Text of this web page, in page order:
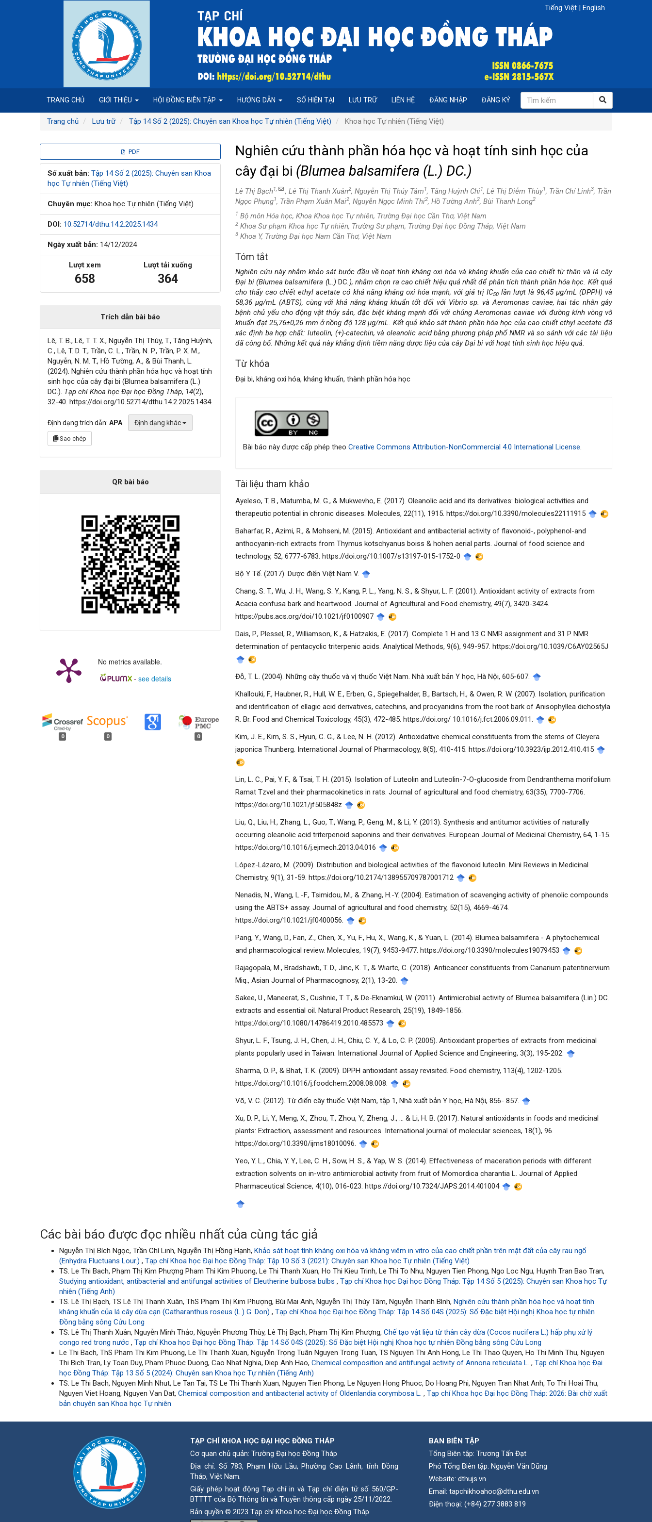
Tiếng Việt | English
TRANG CHỦ GIỚI THIỆU HỘI ĐỒNG BIÊN TẬP HƯỚNG DẪN SỐ HIỆN TẠI LƯU TRỮ LIÊN HỆ ĐĂNG NHẬP ĐĂNG KÝ
Trang chủ Lưu trữ Tập 14 Số 2 (2025): Chuyên san Khoa học Tự nhiên (Tiếng Việt) Khoa học Tự nhiên (Tiếng Việt)
Thanh
bên
bài
viết
PDF
Số xuất bản: Tập 14 Số 2 (2025): Chuyên san Khoa
học Tự nhiên (Tiếng Việt)
Chuyên mục: Khoa học Tự nhiên (Tiếng Việt)
DOI: 10.52714/dthu.14.2.2025.1434
Ngày xuất bản: 14/12/2024
Lượt xem
658
Lượt tải xuống
364
Trích dẫn bài báo
Lê, T. B., Lê, T. T. X., Nguyễn Thị Thúy, T., Tăng Huỳnh,
C., Lê, T. D. T., Trần, C. L., Trần, N. P., Trần, P. X. M.,
Nguyễn, N. M. T., Hồ Tường, A., & Bùi Thanh, L.
(2024). Nghiên cứu thành phần hóa học và hoạt tính
sinh học của cây đại bi (Blumea balsamifera (L.)
DC.). Tạp chí Khoa học Đại học Đồng Tháp, 14(2),
32-40. https://doi.org/10.52714/dthu.14.2.2025.1434
Định dạng trích dẫn:APA Định dạng khác
Sao chép
QR bài báo
No metrics available.
- see details
##plugins.generic.badges.manager.settings.showBlockTitle##
0 0 0
Nghiên cứu thành phần hóa học và hoạt tính sinh học của
cây đại bi (Blumea balsamifera (L.) DC.)
Lê Thị Bạch1, , Lê Thị Thanh Xuân2, Nguyễn Thị Thúy Tâm1, Tăng Huỳnh Chi1, Lê Thị Diễm Thùy1, Trần Chí Linh3, Trần
Ngọc Phụng1, Trần Phạm Xuân Mai2, Nguyễn Ngọc Minh Thi2, Hồ Tường Anh2, Bùi Thanh Long2
1 Bộ môn Hóa học, Khoa Khoa học Tự nhiên, Trường Đại học Cần Thơ, Việt Nam
2 Khoa Sư phạm Khoa học Tự nhiên, Trường Sư phạm, Trường Đại học Đồng Tháp, Việt Nam
3 Khoa Y, Trường Đại học Nam Cần Thơ, Việt Nam
Nội
dung
chính
của
bài
viết
Tóm tắt
Nghiên cứu này nhằm khảo sát bước đầu về hoạt tính kháng oxi hóa và kháng khuẩn của cao chiết từ thân và lá cây
Đại bi (Blumea balsamifera (L.) DC.), nhằm chọn ra cao chiết hiệu quả nhất để phân tích thành phần hóa học. Kết quả
cho thấy cao chiết ethyl acetate có khả năng kháng oxi hóa mạnh, với giá trị IC50lần lượt là 96,45 µg/mL (DPPH) và
58,36 µg/mL (ABTS), cùng với khả năng kháng khuẩn tốt đối với Vibrio sp. và Aeromonas caviae, hai tác nhân gây
bệnh chủ yếu cho động vật thủy sản, đặc biệt kháng mạnh đối với chủng Aeromonas caviae với đường kính vòng vô
khuẩn đạt 25,76±0,26 mm ở nồng độ 128 µg/mL. Kết quả khảo sát thành phần hóa học của cao chiết ethyl acetate đã
xác định ba hợp chất: luteolin, (+)-catechin, và oleanolic acid bằng phương pháp phổ NMR và so sánh với các tài liệu
đã công bố. Những kết quả này khẳng định tiềm năng dược liệu của cây Đại bi với hoạt tính sinh học hiệu quả.
Từ khóa
Đại bi, kháng oxi hóa, kháng khuẩn, thành phần hóa học
bài
Bài báo này được cấp phép theoCreative Commons Attribution-NonCommercial 4.0 International License.
Tài liệu tham khảo
Ayeleso, T. B., Matumba, M. G., & Mukwevho, E. (2017). Oleanolic acid and its derivatives: biological activities and
therapeutic potential in chronic diseases. Molecules, 22(11), 1915. https://doi.org/10.3390/molecules22111915
Baharfar, R., Azimi, R., & Mohseni, M. (2015). Antioxidant and antibacterial activity of flavonoid-, polyphenol-and
anthocyanin-rich extracts from Thymus kotschyanus boiss & hohen aerial parts. Journal of food science and
technology, 52, 6777-6783. https://doi.org/10.1007/s13197-015-1752-0
Bộ Y Tế. (2017). Dược điển Việt Nam V.
Chang, S. T., Wu, J. H., Wang, S. Y., Kang, P. L., Yang, N. S., & Shyur, L. F. (2001). Antioxidant activity of extracts from
Acacia confusa bark and heartwood. Journal of Agricultural and Food chemistry, 49(7), 3420-3424.
https://pubs.acs.org/doi/10.1021/jf0100907
Dais, P., Plessel, R., Williamson, K., & Hatzakis, E. (2017). Complete 1 H and 13 C NMR assignment and 31 P NMR
determination of pentacyclic triterpenic acids. Analytical Methods, 9(6), 949-957. https://doi.org/10.1039/C6AY02565J
Đỗ, T. L. (2004). Những cây thuốc và vị thuốc Việt Nam. Nhà xuất bản Y học, Hà Nội, 605-607.
Khallouki, F., Haubner, R., Hull, W. E., Erben, G., Spiegelhalder, B., Bartsch, H., & Owen, R. W. (2007). Isolation, purification
and identification of ellagic acid derivatives, catechins, and procyanidins from the root bark of Anisophyllea dichostyla
R. Br. Food and Chemical Toxicology, 45(3), 472-485. https://doi.org/ 10.1016/j.fct.2006.09.011.
Kim, J. E., Kim, S. S., Hyun, C. G., & Lee, N. H. (2012). Antioxidative chemical constituents from the stems of Cleyera
japonica Thunberg. International Journal of Pharmacology, 8(5), 410-415. https://doi.org/10.3923/ijp.2012.410.415
Lin, L. C., Pai, Y. F., & Tsai, T. H. (2015). Isolation of Luteolin and Luteolin-7-O-glucoside from Dendranthema morifolium
Ramat Tzvel and their pharmacokinetics in rats. Journal of agricultural and food chemistry, 63(35), 7700-7706.
https://doi.org/10.1021/jf505848z
Liu, Q., Liu, H., Zhang, L., Guo, T., Wang, P., Geng, M., & Li, Y. (2013). Synthesis and antitumor activities of naturally
occurring oleanolic acid triterpenoid saponins and their derivatives. European Journal of Medicinal Chemistry, 64, 1-15.
https://doi.org/10.1016/j.ejmech.2013.04.016
López-Lázaro, M. (2009). Distribution and biological activities of the flavonoid luteolin. Mini Reviews in Medicinal
Chemistry, 9(1), 31-59. https://doi.org/10.2174/138955709787001712
Nenadis, N., Wang, L.-F., Tsimidou, M., & Zhang, H.-Y. (2004). Estimation of scavenging activity of phenolic compounds
using the ABTS+ assay. Journal of agricultural and food chemistry, 52(15), 4669-4674.
https://doi.org/10.1021/jf0400056.
Pang, Y., Wang, D., Fan, Z., Chen, X., Yu, F., Hu, X., Wang, K., & Yuan, L. (2014). Blumea balsamifera - A phytochemical
and pharmacological review. Molecules, 19(7), 9453-9477. https://doi.org/10.3390/molecules19079453
Rajagopala, M., Bradshawb, T. D., Jinc, K. T., & Wiartc, C. (2018). Anticancer constituents from Canarium patentinervium
Miq., Asian Journal of Pharmacognosy, 2(1), 13-20.
Sakee, U., Maneerat, S., Cushnie, T. T., & De-Eknamkul, W. (2011). Antimicrobial activity of Blumea balsamifera (Lin.) DC.
extracts and essential oil. Natural Product Research, 25(19), 1849-1856.
https://doi.org/10.1080/14786419.2010.485573
Shyur, L. F., Tsung, J. H., Chen, J. H., Chiu, C. Y., & Lo, C. P. (2005). Antioxidant properties of extracts from medicinal
plants popularly used in Taiwan. International Journal of Applied Science and Engineering, 3(3), 195-202.
Sharma, O. P., & Bhat, T. K. (2009). DPPH antioxidant assay revisited. Food chemistry, 113(4), 1202-1205.
https://doi.org/10.1016/j.foodchem.2008.08.008.
Võ, V. C. (2012). Từ điển cây thuốc Việt Nam, tập 1, Nhà xuất bản Y học, Hà Nội, 856- 857.
Xu, D. P., Li, Y., Meng, X., Zhou, T., Zhou, Y., Zheng, J., ... & Li, H. B. (2017). Natural antioxidants in foods and medicinal
plants: Extraction, assessment and resources. International journal of molecular sciences, 18(1), 96.
https://doi.org/10.3390/ijms18010096.
Yeo, Y. L., Chia, Y. Y., Lee, C. H., Sow, H. S., & Yap, W. S. (2014). Effectiveness of maceration periods with different
extraction solvents on in-vitro antimicrobial activity from fruit of Momordica charantia L. Journal of Applied
Pharmaceutical Science, 4(10), 016-023. https://doi.org/10.7324/JAPS.2014.401004
Các bài báo được đọc nhiều nhất của cùng tác giả
Nguyễn Thị Bích Ngọc, Trần Chí Linh, Nguyễn Thị Hồng Hạnh,Khảo sát hoạt tính kháng oxi hóa và kháng viêm in vitro của cao chiết phần trên mặt đất của cây rau ngổ
(Enhydra Fluctuans Lour.),Tạp chí Khoa học Đại học Đồng Tháp: Tập 10 Số 3 (2021): Chuyên san Khoa học Tự nhiên (Tiếng Việt)
TS. Le Thi Bach, Phạm Thị Kim Phượng Pham Thi Kim Phuong, Le Thi Thanh Xuan, Ho Thi Kieu Trinh, Le Thi To Nhu, Nguyen Tien Phong, Ngo Loc Ngu, Huynh Tran Bao Tran,
Studying antioxidant, antibacterial and antifungal activities of Eleutherine bulbosa bulbs,Tạp chí Khoa học Đại học Đồng Tháp: Tập 14 Số 5 (2025): Chuyên san Khoa học Tự
nhiên (Tiếng Anh)
TS. Lê Thị Bạch, TS Lê Thị Thanh Xuân, ThS Phạm Thị Kim Phượng, Bùi Mai Anh, Nguyễn Thị Thúy Tâm, Nguyễn Thanh Bình,Nghiên cứu thành phần hóa học và hoạt tính
kháng khuẩn của lá cây dừa cạn (Catharanthus roseus (L.) G. Don),Tạp chí Khoa học Đại học Đồng Tháp: Tập 14 Số 04S (2025): Số Đặc biệt Hội nghị Khoa học tự nhiên
Đồng bằng sông Cửu Long
TS. Lê Thị Thanh Xuân, Nguyễn Minh Thảo, Nguyễn Phương Thùy, Lê Thị Bạch, Phạm Thị Kim Phượng,Chế tạo vật liệu từ thân cây dừa (Cocos nucifera L.) hấp phụ xử lý
congo red trong nước,Tạp chí Khoa học Đại học Đồng Tháp: Tập 14 Số 04S (2025): Số Đặc biệt Hội nghị Khoa học tự nhiên Đồng bằng sông Cửu Long
Le Thi Bach, ThS Pham Thi Kim Phuong, Le Thi Thanh Xuan, Nguyễn Trọng Tuân Nguyen Trong Tuan, TS Nguyen Thi Anh Hong, Le Thi Thao Quyen, Ho Thi Minh Thu, Nguyen
Thi Bich Tran, Ly Toan Duy, Pham Phuoc Duong, Cao Nhat Nghia, Diep Anh Hao,Chemical composition and antifungal activity of Annona reticulata L.,Tạp chí Khoa học Đại
học Đồng Tháp: Tập 13 Số 5 (2024): Chuyên san Khoa học Tự nhiên (Tiếng Anh)
TS. Le Thi Bach, Nguyen Minh Nhut, Le Tan Tai, TS Le Thi Thanh Xuan, Nguyen Tien Phong, Le Nguyen Hong Phuoc, Do Hoang Phi, Nguyen Tran Nhat Anh, To Thi Hoai Thu,
Nguyen Viet Hoang, Nguyen Van Dat,Chemical composition and antibacterial activity of Oldenlandia corymbosa L.,Tạp chí Khoa học Đại học Đồng Tháp: 2026: Bài chờ xuất
bản chuyên san Khoa học Tự nhiên
TẠP CHÍ KHOA HỌC ĐẠI HỌC ĐỒNG THÁP
Cơ quan chủ quản: Trường Đại học Đồng Tháp
Địa chỉ: Số 783, Phạm Hữu Lầu, Phường Cao Lãnh, tỉnh Ðồng
Tháp, Việt Nam.
Giấy phép hoạt động Tạp chí in và Tạp chí điện tử số 560/GP-
BTTTT của Bộ Thông tin và Truyền thông cấp ngày 25/11/2022.
Bản quyền © 2023 Tạp chí Khoa học Đại học Đồng Tháp
BAN BIÊN TẬP
Tổng Biên tập: Trương Tấn Đạt
Phó Tổng Biên tập: Nguyễn Văn Dũng
Website: dthujs.vn
Email: tapchikhoahoc@dthu.edu.vn
Ðiện thoại: (+84) 277 3883 819